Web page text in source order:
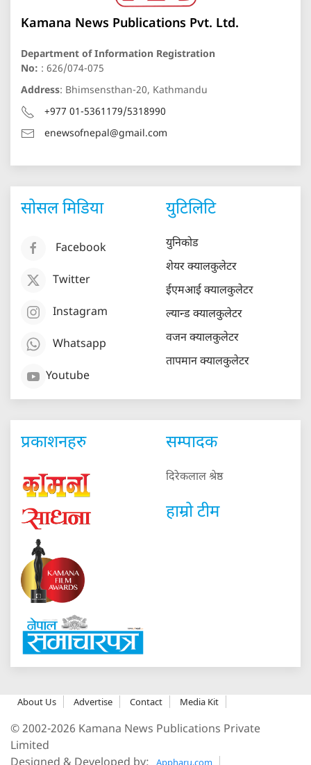
Kamana News Publications Pvt. Ltd.
Department of Information Registration
No: : 626/074-075
Address: Bhimsensthan-20, Kathmandu
+977 01-5361179/5318990
enewsofnepal@gmail.com
सोसल मिडिया
Facebook
Twitter
Instagram
Whatsapp
Youtube
युटिलिटि
युनिकोड
शेयर क्यालकुलेटर
ईएमआई क्यालकुलेटर
ल्यान्ड क्यालकुलेटर
वजन क्यालकुलेटर
तापमान क्यालकुलेटर
प्रकाशनहरु सम्पादक
दिरेकलाल श्रेष्ठ
हाम्रो टीम
About Us Advertise Contact Media Kit
© 2002-2026 Kamana News Publications Private
Limited
Appharu.com